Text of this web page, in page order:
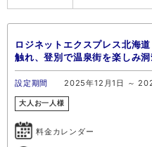
ロジネットエクスプレス北海
触れ、登別で温泉街を楽しみ
設定期間 2025年12月1日 ～
大人お一人様
料金カレンダー